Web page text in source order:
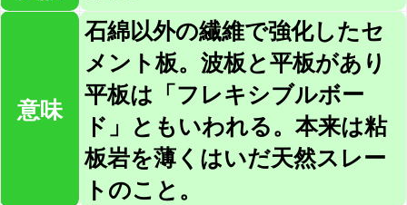
意味
石綿以外の繊維で強化したセ
メント板。波板と平板があり
平板は「フレキシブルボー
ド」ともいわれる。本来は粘
板岩を薄くはいだ天然スレー
トのこと。